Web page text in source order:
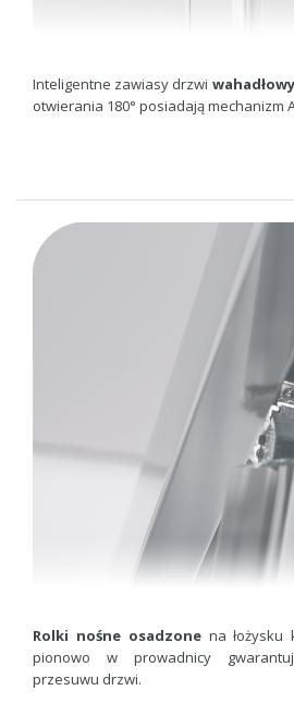
Inteligentne zawiasy drzwi
otwierania 180° posiadają mechanizm
Rolki nośne osadzonena łożysku
pionowo w prowadnicy
przesuwu drzwi.